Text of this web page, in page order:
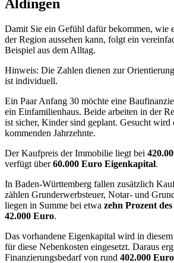
Aldingen
Damit Sie ein Gefühl dafür bekommen, wie
der Region aussehen kann, folgt ein
Beispiel aus dem Alltag.
Hinweis: Die Zahlen dienen zur
ist individuell.
Ein Paar Anfang 30 möchte eine
ein Einfamilienhaus. Beide arbeiten in der
ist sicher, Kinder sind geplant. Gesucht wird
kommenden Jahrzehnte.
Der Kaufpreis der Immobilie liegt bei
verfügt über60.000 Euro Eigenkapital.
In Baden-Württemberg fallen zusätzlich
zählen Grunderwerbsteuer, Notar- und
liegen in Summe bei etwa zehn Prozent
42.000 Euro.
Das vorhandene Eigenkapital wird in
für diese Nebenkosten eingesetzt. Daraus
Finanzierungsbedarf von rund 402.000 Euro